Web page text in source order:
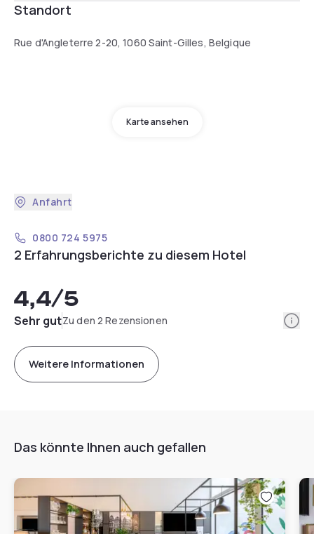
Standort
Rue d'Angleterre 2-20, 1060 Saint-Gilles, Belgique
Karte ansehen
Anfahrt
0800 724 5975
2 Erfahrungsberichte zu diesem Hotel
4,4/5
Sehr gutZu den 2 Rezensionen
Weitere Informationen
Das könnte Ihnen auch gefallen